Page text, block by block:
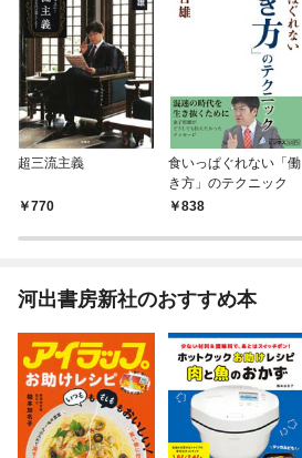
超三流主義
770
食いっぱぐれない「働
き方」のテクニック
838
河出書房新社のおすすめ本